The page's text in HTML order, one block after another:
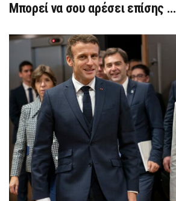
Μπορεί να σου αρέσει επίσης …